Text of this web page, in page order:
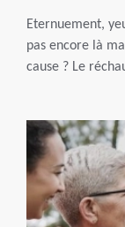
Eternuement,
pas encore là
cause ? Le